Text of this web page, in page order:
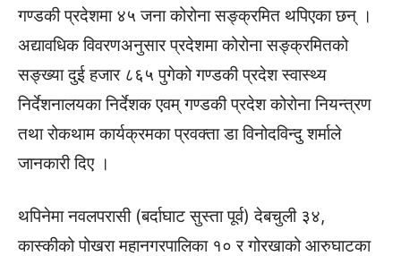
गण्डकी प्रदेशमा ४५ जना कोरोना सङ्क्रमित थपिएका छन् ।
अद्यावधिक विवरणअनुसार प्रदेशमा कोरोना सङ्क्रमितको
सङ्ख्या दुई हजार ८६५ पुगेको गण्डकी प्रदेश स्वास्थ्य
निर्देशनालयका निर्देशक एवम् गण्डकी प्रदेश कोरोना नियन्त्रण
तथा रोकथाम कार्यक्रमका प्रवक्ता डा विनोदविन्दु शर्माले
जानकारी दिए ।
थपिनेमा नवलपरासी (बर्दाघाट सुस्ता पूर्व) देबचुली ३४,
कास्कीको पोखरा महानगरपालिका १० र गोरखाको आरुघाटका